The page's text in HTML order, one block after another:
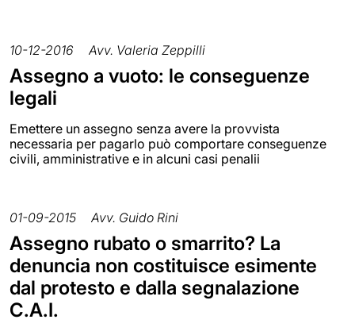
10-12-2016 Avv. Valeria Zeppilli
Assegno a vuoto: le conseguenze
legali
Emettere un assegno senza avere la provvista
necessaria per pagarlo può comportare conseguenze
civili, amministrative e in alcuni casi penalii
01-09-2015 Avv. Guido Rini
Assegno rubato o smarrito? La
denuncia non costituisce esimente
dal protesto e dalla segnalazione
C.A.I.